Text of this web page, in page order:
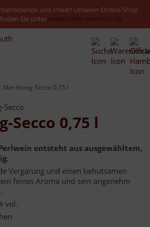
und Imker! Unseren Online-Shop
Sie unter www.honig-reinmuth.de
Met-Honig-Secco 0,75 l
Secco 0,75 l
entsteht aus ausgewähltem,
Vergärung und einen behutsamen
feines Aroma und sein angenehm
vol.